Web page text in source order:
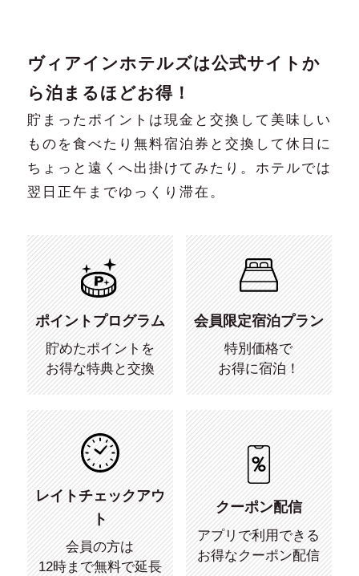
ヴィアインホテルズは公式サイトか
ら泊まるほどお得！
貯まったポイントは現金と交換して美味しい
ものを食べたり無料宿泊券と交換して休日に
ちょっと遠くへ出掛けてみたり。ホテルでは
翌日正午までゆっくり滞在。
ポイントプログラム
貯めたポイントを
お得な特典と交換
会員限定宿泊プラン
特別価格で
お得に宿泊！
レイトチェックアウ
ト
会員の方は
12時まで無料で延長
クーポン配信
アプリで利用できる
お得なクーポン配信
公式アプリ
団体でのご利用・ご予約
ブランドムービー
コンテンツギャラリー
オリジナルインバス
SDGsへの取り組み
オンラインストア